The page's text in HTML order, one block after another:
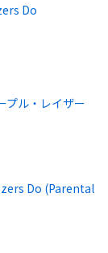
Do
プル・レイザー
Do (Parental